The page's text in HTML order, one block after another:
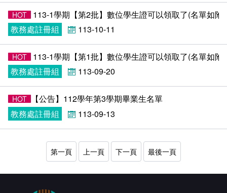
HOT
113-1學期【第2批】數位學生證可以領取了(名單如附
教務處註冊組
113-10-11
HOT
113-1學期【第1批】數位學生證可以領取了(名單如附
教務處註冊組
113-09-20
HOT
​​【公告】112學年第3學期畢業生名單
教務處註冊組
113-09-13
第一頁 上一頁 下一頁 最後一頁